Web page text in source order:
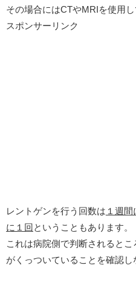
その場合にはCTやMRIを使用し
スポンサーリンク
レントゲンを行う回数は １週間
に１回 ということもあります。
これは病院側で判断されると
がくっついていることを確認し